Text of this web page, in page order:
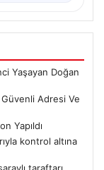
Yaşayan Doğan
Adresi Ve
Yapıldı
kontrol altına